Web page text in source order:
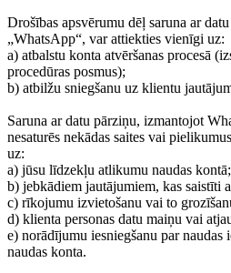
Drošības apsvērumu dēļ saruna ar
„WhatsApp“, var attiekties vienīgi uz:
a) atbalstu konta atvēršanas procesā
procedūras posmus);
b) atbilžu sniegšanu uz klientu
Saruna ar datu pārziņu, izmantojot
nesaturēs nekādas saites vai
uz:
a) jūsu līdzekļu atlikumu naudas kontā;
b) jebkādiem jautājumiem, kas saistīti
c) rīkojumu izvietošanu vai to
d) klienta personas datu maiņu vai
e) norādījumu iesniegšanu par naudas
naudas konta.